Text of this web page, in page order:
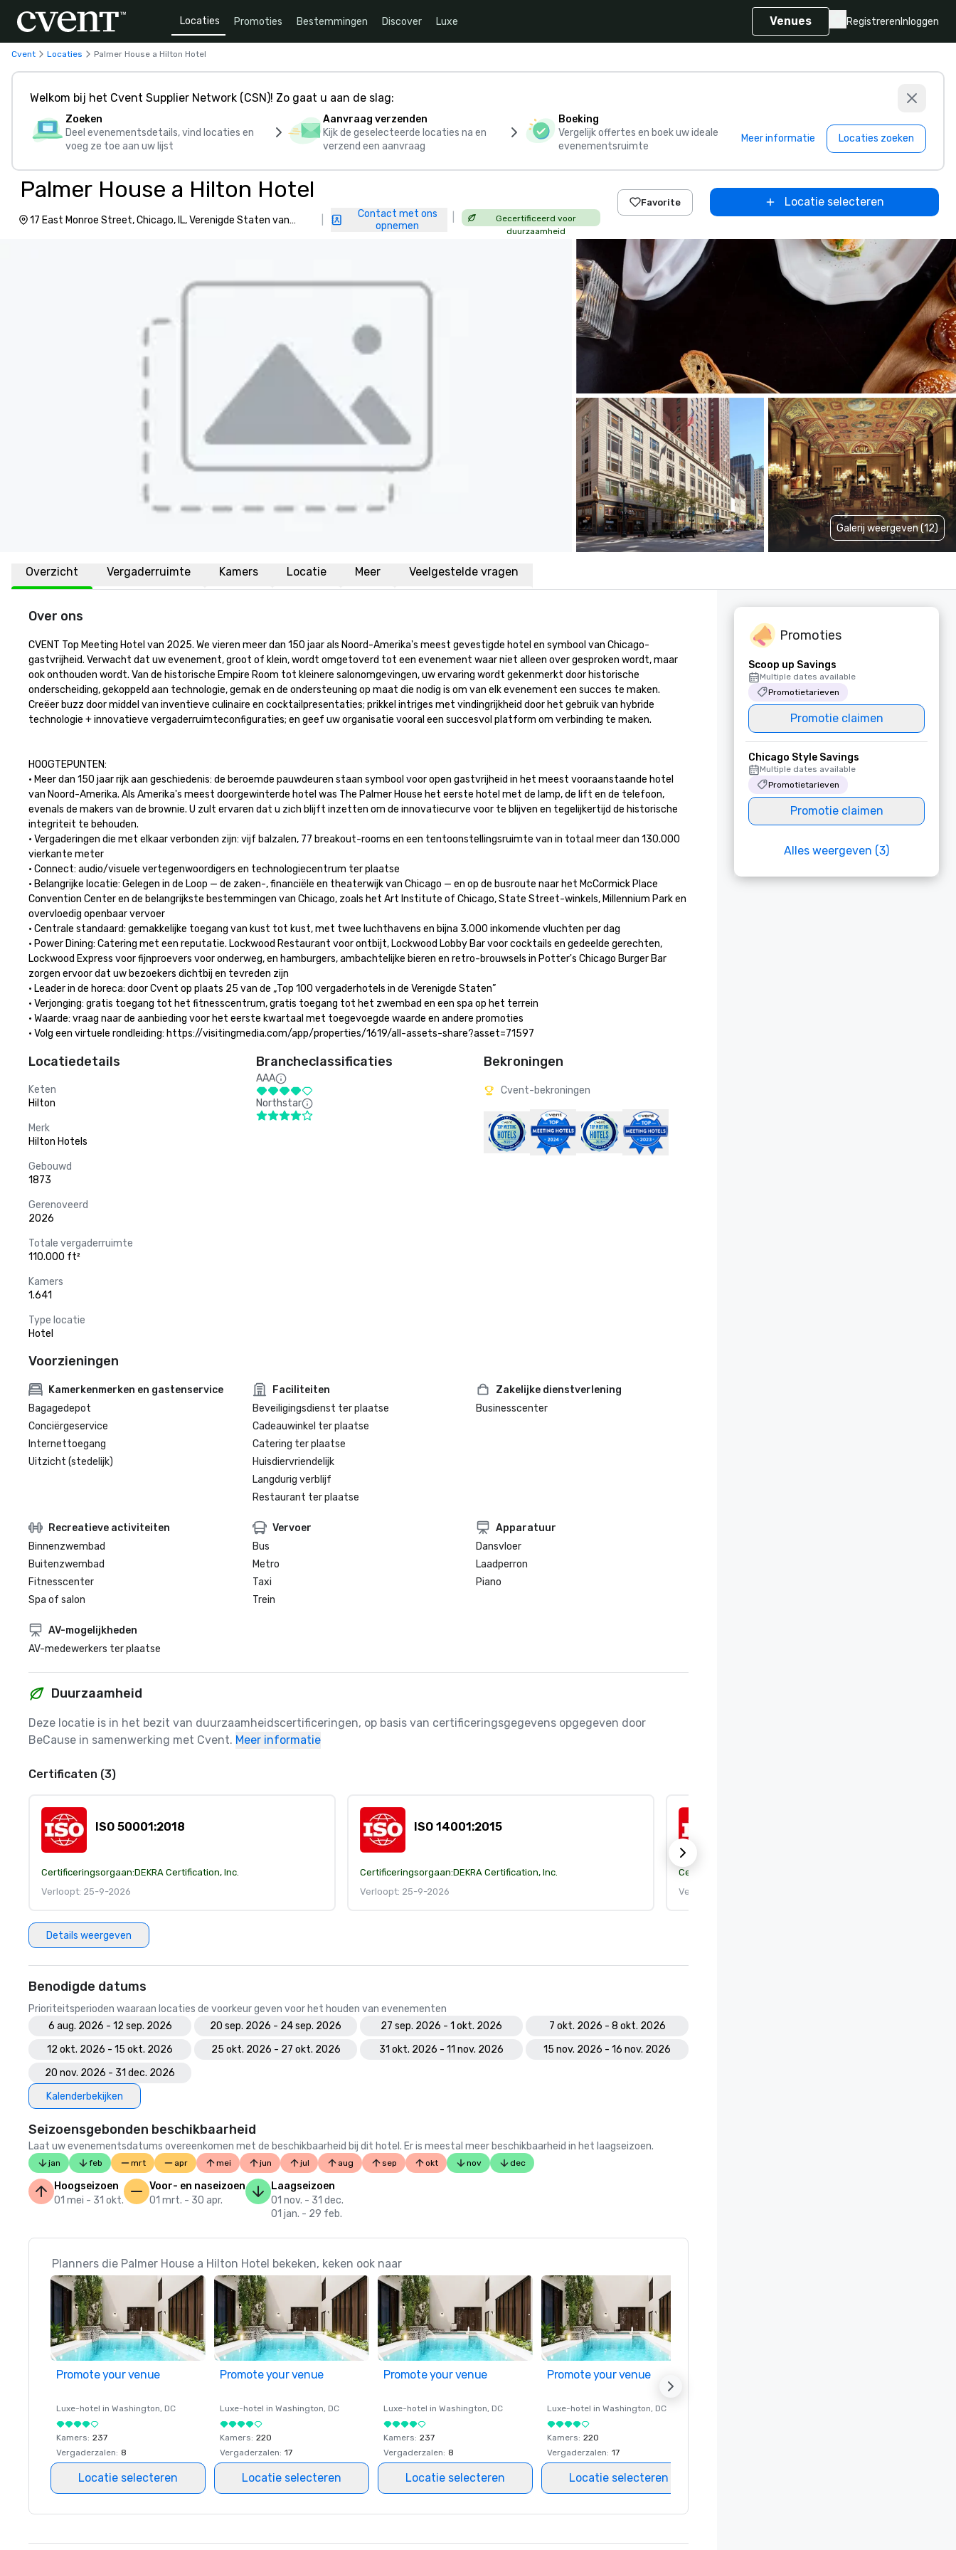
Locaties Promoties Bestemmingen Discover Luxe Venues Registreren Inloggen
Cvent Locaties Palmer House a Hilton Hotel
Welkom bij het Cvent Supplier Network (CSN)! Zo gaat u aan de slag:
Zoeken
Deel evenementsdetails, vind locaties en
voeg ze toe aan uw lijst
Aanvraag verzenden
Kijk de geselecteerde locaties na en
verzend een aanvraag
Boeking
Vergelijk offertes en boek uw ideale
evenementsruimte
Meer informatie Locaties zoeken
Palmer House a Hilton Hotel
17 East Monroe Street, Chicago, IL, Verenigde Staten van
Contact met ons
opnemen
Gecertificeerd voor
duurzaamheid
Favorite Locatie selecteren
Galerij weergeven (12)
Overzicht Vergaderruimte Kamers Locatie Meer Veelgestelde vragen
Over ons
CVENT Top Meeting Hotel van 2025. We vieren meer dan 150 jaar als Noord-Amerika's meest gevestigde hotel en symbool van Chicago-
gastvrijheid. Verwacht dat uw evenement, groot of klein, wordt omgetoverd tot een evenement waar niet alleen over gesproken wordt, maar
ook onthouden wordt. Van de historische Empire Room tot kleinere salonomgevingen, uw ervaring wordt gekenmerkt door historische
onderscheiding, gekoppeld aan technologie, gemak en de ondersteuning op maat die nodig is om van elk evenement een succes te maken.
Creëer buzz door middel van inventieve culinaire en cocktailpresentaties; prikkel intriges met vindingrijkheid door het gebruik van hybride
technologie + innovatieve vergaderruimteconfiguraties; en geef uw organisatie vooral een succesvol platform om verbinding te maken.
HOOGTEPUNTEN:
• Meer dan 150 jaar rijk aan geschiedenis: de beroemde pauwdeuren staan symbool voor open gastvrijheid in het meest vooraanstaande hotel
van Noord-Amerika. Als Amerika's meest doorgewinterde hotel was The Palmer House het eerste hotel met de lamp, de lift en de telefoon,
evenals de makers van de brownie. U zult ervaren dat u zich blijft inzetten om de innovatiecurve voor te blijven en tegelijkertijd de historische
integriteit te behouden.
• Vergaderingen die met elkaar verbonden zijn: vijf balzalen, 77 breakout-rooms en een tentoonstellingsruimte van in totaal meer dan 130.000
vierkante meter
• Connect: audio/visuele vertegenwoordigers en technologiecentrum ter plaatse
• Belangrijke locatie: Gelegen in de Loop — de zaken-, financiële en theaterwijk van Chicago — en op de busroute naar het McCormick Place
Convention Center en de belangrijkste bestemmingen van Chicago, zoals het Art Institute of Chicago, State Street-winkels, Millennium Park en
overvloedig openbaar vervoer
• Centrale standaard: gemakkelijke toegang van kust tot kust, met twee luchthavens en bijna 3.000 inkomende vluchten per dag
• Power Dining: Catering met een reputatie. Lockwood Restaurant voor ontbijt, Lockwood Lobby Bar voor cocktails en gedeelde gerechten,
Lockwood Express voor fijnproevers voor onderweg, en hamburgers, ambachtelijke bieren en retro-brouwsels in Potter's Chicago Burger Bar
zorgen ervoor dat uw bezoekers dichtbij en tevreden zijn
• Leader in de horeca: door Cvent op plaats 25 van de „Top 100 vergaderhotels in de Verenigde Staten”
• Verjonging: gratis toegang tot het fitnesscentrum, gratis toegang tot het zwembad en een spa op het terrein
• Waarde: vraag naar de aanbieding voor het eerste kwartaal met toegevoegde waarde en andere promoties
• Volg een virtuele rondleiding: https://visitingmedia.com/app/properties/1619/all-assets-share?asset=71597
Locatiedetails
Keten
Hilton
Merk
Hilton Hotels
Gebouwd
1873
Gerenoveerd
2026
Totale vergaderruimte
110.000 ft²
Kamers
1.641
Type locatie
Hotel
Brancheclassificaties
AAA
Northstar
Bekroningen
Cvent-bekroningen
Voorzieningen
Kamerkenmerken en gastenservice
Bagagedepot
Conciërgeservice
Internettoegang
Uitzicht (stedelijk)
Faciliteiten
Beveiligingsdienst ter plaatse
Cadeauwinkel ter plaatse
Catering ter plaatse
Huisdiervriendelijk
Langdurig verblijf
Restaurant ter plaatse
Zakelijke dienstverlening
Businesscenter
Recreatieve activiteiten
Binnenzwembad
Buitenzwembad
Fitnesscenter
Spa of salon
Vervoer
Bus
Metro
Taxi
Trein
Apparatuur
Dansvloer
Laadperron
Piano
AV-mogelijkheden
AV-medewerkers ter plaatse
Duurzaamheid
Deze locatie is in het bezit van duurzaamheidscertificeringen, op basis van certificeringsgegevens opgegeven door
BeCause in samenwerking met Cvent. Meer informatie
Certificaten (3)
ISO 50001:2018
Certificeringsorgaan:DEKRA Certification, Inc.
Verloopt: 25-9-2026
ISO 14001:2015
Certificeringsorgaan:DEKRA Certification, Inc.
Verloopt: 25-9-2026
Certificeringsorgaan:
Verloopt: 25-9-2026
Details weergeven
Benodigde datums
Prioriteitsperioden waaraan locaties de voorkeur geven voor het houden van evenementen
6 aug. 2026 - 12 sep. 2026
20 sep. 2026 - 24 sep. 2026 27 sep. 2026 - 1 okt. 2026
7 okt. 2026 - 8 okt. 2026
12 okt. 2026 - 15 okt. 2026
25 okt. 2026 - 27 okt. 2026 31 okt. 2026 - 11 nov. 2026
15 nov. 2026 - 16 nov. 2026
20 nov. 2026 - 31 dec. 2026
Kalenderbekijken
Seizoensgebonden beschikbaarheid
Laat uw evenementsdatums overeenkomen met de beschikbaarheid bij dit hotel. Er is meestal meer beschikbaarheid in het laagseizoen.
jan feb mrt apr mei jun jul aug sep okt nov dec
Hoogseizoen
01 mei - 31 okt.
Voor- en naseizoen
01 mrt. - 30 apr.
Laagseizoen
01 nov. - 31 dec.
01 jan. - 29 feb.
Planners die Palmer House a Hilton Hotel bekeken, keken ook naar
Promote your venue
Luxe-hotel in Washington, DC
Kamers: 237
Vergaderzalen: 8
Locatie selecteren
Promote your venue
Luxe-hotel in Washington, DC
Kamers: 220
Vergaderzalen: 17
Locatie selecteren
Promote your venue
Luxe-hotel in Washington, DC
Kamers: 237
Vergaderzalen: 8
Locatie selecteren
Promote your venue
Luxe-hotel in Washington, DC
Kamers: 220
Vergaderzalen: 17
Locatie selecteren
Promoties
Scoop up Savings
Multiple dates available
Promotietarieven
Promotie claimen
Chicago Style Savings
Multiple dates available
Promotietarieven
Promotie claimen
Alles weergeven (3)